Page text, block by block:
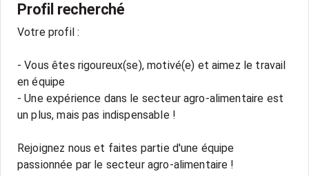
Profil recherché
Votre profil :
- Vous êtes rigoureux(se), motivé(e) et aimez le travail
en équipe
- Une expérience dans le secteur agro-alimentaire est
un plus, mais pas indispensable !
Rejoignez nous et faites partie d'une équipe
passionnée par le secteur agro-alimentaire !